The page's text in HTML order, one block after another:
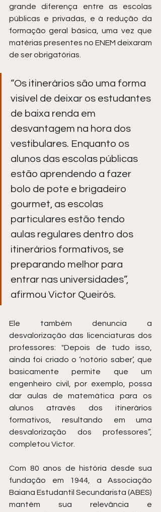
grande diferença entre as escolas
públicas e privadas, e à redução da
formação geral básica, uma vez que
matérias presentes no ENEM deixaram
de ser obrigatórias.
“Os itinerários são uma forma
visível de deixar os estudantes
de baixa renda em
desvantagem na hora dos
vestibulares. Enquanto os
alunos das escolas públicas
estão aprendendo a fazer
bolo de pote e brigadeiro
gourmet, as escolas
particulares estão tendo
aulas regulares dentro dos
itinerários formativos, se
preparando melhor para
entrar nas universidades”,
afirmou Victor Queirós.
Ele também denuncia a
desvalorização das licenciaturas dos
professores: "Depois de tudo isso,
ainda foi criado o ‘notório saber’, que
basicamente permite que um
engenheiro civil, por exemplo, possa
dar aulas de matemática para os
alunos através dos itinerários
formativos, resultando em uma
desvalorização dos professores”,
completou Victor.
Com 80 anos de história desde sua
fundação em 1944, a Associação
Baiana Estudantil Secundarista (ABES)
mantém sua relevância e